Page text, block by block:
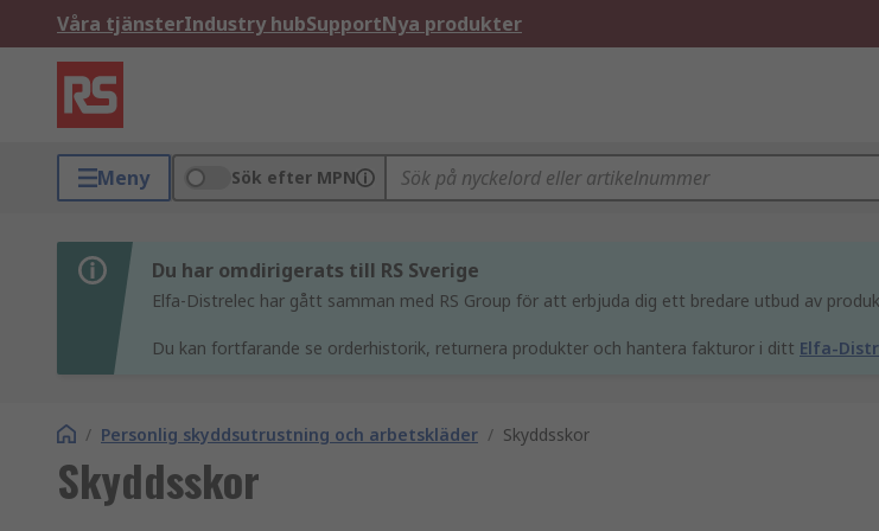
Våra tjänsterIndustry hubSupportNya produkter
Meny Sök efter MPN
Du har omdirigerats till RS Sverige
Elfa-Distrelec har gått samman med RS Group för att erbjuda dig ett bredare utbud av
Du kan fortfarande se orderhistorik, returnera produkter och hantera fakturor i ditt Elfa-
/ Personlig skyddsutrustning och arbetskläder / Skyddsskor
Skyddsskor